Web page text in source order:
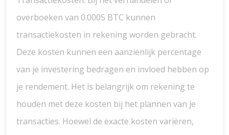
overboeken van 0.0005 BTC kunnen
transactiekosten in rekening worden gebracht.
Deze kosten kunnen een aanzienlijk percentage
van je investering bedragen en invloed hebben op
je rendement. Het is belangrijk om rekening te
houden met deze kosten bij het plannen van je
transacties. Hoewel de exacte kosten variëren,